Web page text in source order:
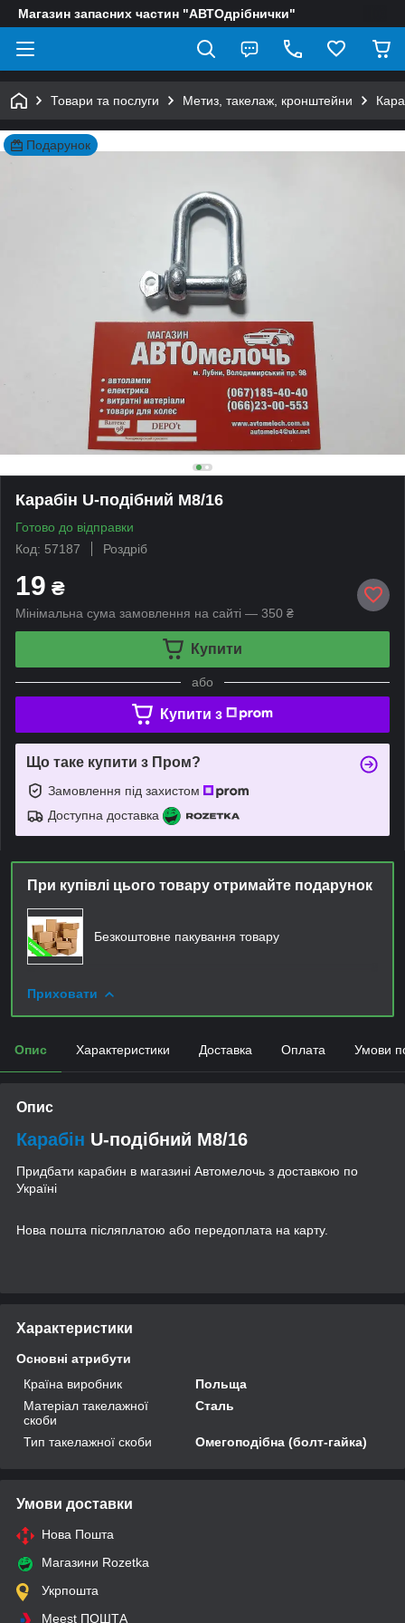
Магазин запасних частин "АВТОдрібнички"
Товари та послуги Метиз, такелаж, кронштейни
Подарунок
Карабін U-подібний M8/16
Готово до відправки
Код: 57187
Роздріб
19 ₴
Мінімальна сума замовлення на сайті — 350 ₴
Купити
або
Купити з
Що таке купити з Пром?
Замовлення під захистом
Доступна доставка
При купівлі цього товару отримайте подарунок
Безкоштовне пакування товару
Приховати
Опис Характеристики Доставка Оплата Умови
Опис
Карабін U-подібний M8/16
Придбати карабин в магазині Автомелочь з доставкою по
Україні
Нова пошта післяплатою або передоплата на карту.
Характеристики
Основні атрибути
Країна виробник
Польща
Матеріал такелажної
скоби
Сталь
Тип такелажної скоби Омегоподібна (болт-гайка)
Умови доставки
Нова Пошта
Магазини Rozetka
Укрпошта
Meest ПОШТА